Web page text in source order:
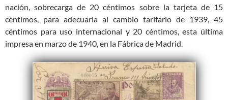
nación, sobrecarga de 20 céntimos sobre la tarjeta de 15
céntimos, para adecuarla al cambio tarifario de 1939, 45
céntimos para uso internacional y 20 céntimos, esta última
impresa en marzo de 1940, en la Fábrica de Madrid.